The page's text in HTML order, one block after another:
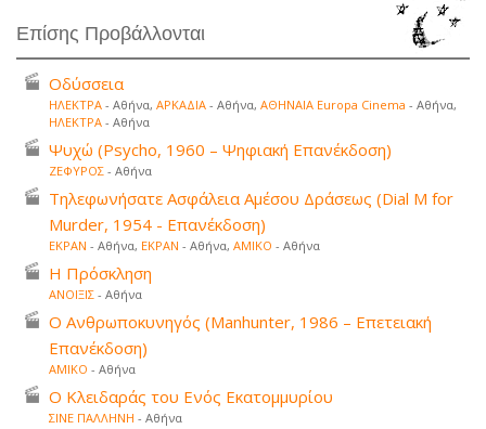
Επίσης Προβάλλονται
Οδύσσεια
ΗΛΕΚΤΡΑ - Αθήνα, ΑΡΚΑΔΙΑ - Αθήνα, ΑΘΗΝΑΙΑ Europa Cinema - Αθήνα,
ΗΛΕΚΤΡΑ - Αθήνα
Ψυχώ (Psycho, 1960 – Ψηφιακή Επανέκδοση)
ΖΕΦΥΡΟΣ - Αθήνα
Τηλεφωνήσατε Ασφάλεια Αμέσου Δράσεως (Dial M for
Murder, 1954 - Επανέκδοση)
ΕΚΡΑΝ - Αθήνα, ΕΚΡΑΝ - Αθήνα, ΑΜΙΚΟ - Αθήνα
Η Πρόσκληση
ΑΝΟΙΞΙΣ - Αθήνα
Ο Ανθρωποκυνηγός (Manhunter, 1986 – Επετειακή
Επανέκδοση)
ΑΜΙΚΟ - Αθήνα
Ο Κλειδαράς του Ενός Εκατομμυρίου
ΣΙΝΕ ΠΑΛΛΗΝΗ - Αθήνα